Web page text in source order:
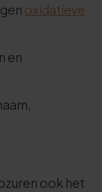
oxidatieve
en
ook het